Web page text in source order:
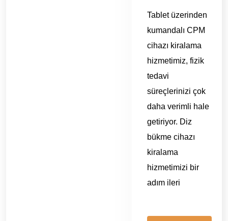
Tablet üzerinden
kumandalı CPM
cihazı kiralama
hizmetimiz, fizik
tedavi
süreçlerinizi çok
daha verimli hale
getiriyor. Diz
bükme cihazı
kiralama
hizmetimizi bir
adım ileri